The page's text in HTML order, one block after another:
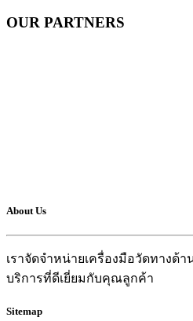
OUR PARTNERS
About Us
เราจัดจำหน่ายเครื่องมือวัดทาง
บริการที่ดีเยี่ยมกับคุณลูกค้า
Sitemap